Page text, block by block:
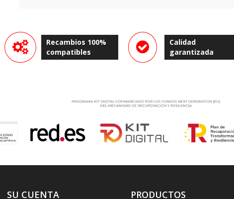
Recambios 100%
compatibles
Calidad
garantizada
SU CUENTA PRODUCTOS